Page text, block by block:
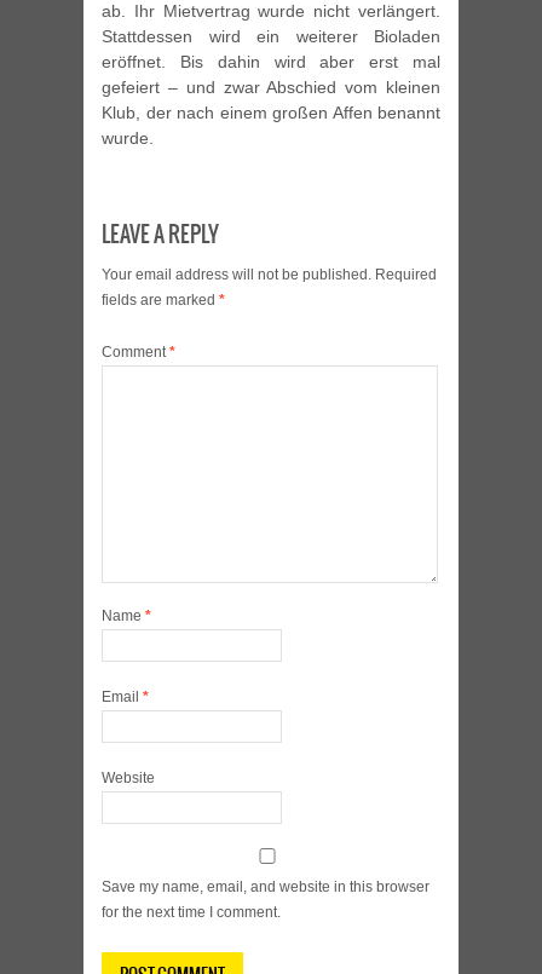
ab. Ihr Mietvertrag wurde nicht verlängert.
Stattdessen wird ein weiterer Bioladen
eröffnet. Bis dahin wird aber erst mal
gefeiert – und zwar Abschied vom kleinen
Klub, der nach einem großen Affen benannt
wurde.
LEAVE A REPLY
Your email address will not be published. Required
fields are marked *
Comment*
Name *
Email *
Website
Save my name, email, and website in this browser
for the next time I comment.